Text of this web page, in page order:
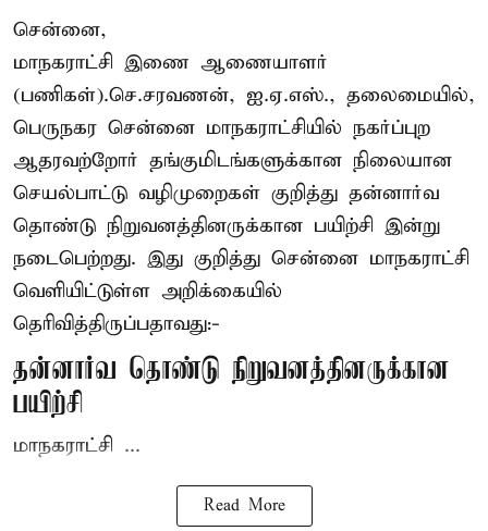
சென்னை,
மாநகராட்சி இணை ஆணையாளர்
(பணிகள்).செ.சரவணன், ஐ.ஏ.எஸ்., தலைமையில்,
பெருநகர சென்னை மாநகராட்சியில் நகர்ப்புற
ஆதரவற்றோர் தங்குமிடங்களுக்கான நிலையான
செயல்பாட்டு வழிமுறைகள் குறித்து தன்னார்வ
தொண்டு நிறுவனத்தினருக்கான பயிற்சி இன்று
நடைபெற்றது. இது குறித்து சென்னை மாநகராட்சி
வெளியிட்டுள்ள அறிக்கையில்
தெரிவித்திருப்பதாவது:-
தன்னார்வ தொண்டு நிறுவனத்தினருக்கான
பயிற்சி
மாநகராட்சி ...
Read More